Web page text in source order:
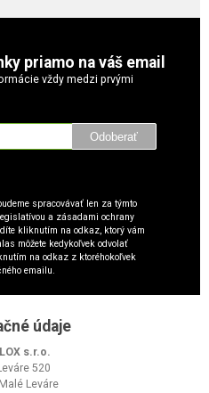
priamo na váš email
vždy medzi prvými
Odoberať
spracovávať len za týmto
a zásadami ochrany
kliknutím na odkaz, ktorý vám
môžete kedykoľvek odvolať
na odkaz z ktoréhokoľvek
emailu.
údaje
s.r.o.
520
Leváre